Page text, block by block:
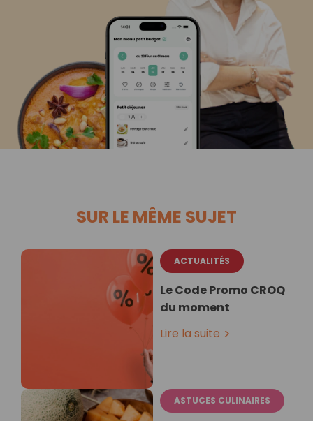
SUR LE MÊME SUJET
ACTUALITÉS
Le Code Promo CROQ
du moment
Lire la suite
ASTUCES CULINAIRES